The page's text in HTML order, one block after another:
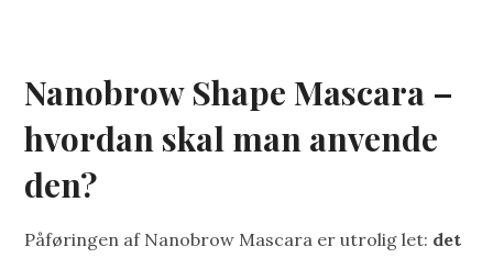
Nanobrow Shape Mascara –
hvordan skal man anvende
den?
Påføringen af Nanobrow Mascara er utrolig let: det